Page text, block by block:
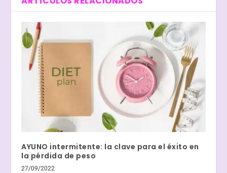
AYUNO intermitente: la clave para el éxito en
la pérdida de peso
27/09/2022